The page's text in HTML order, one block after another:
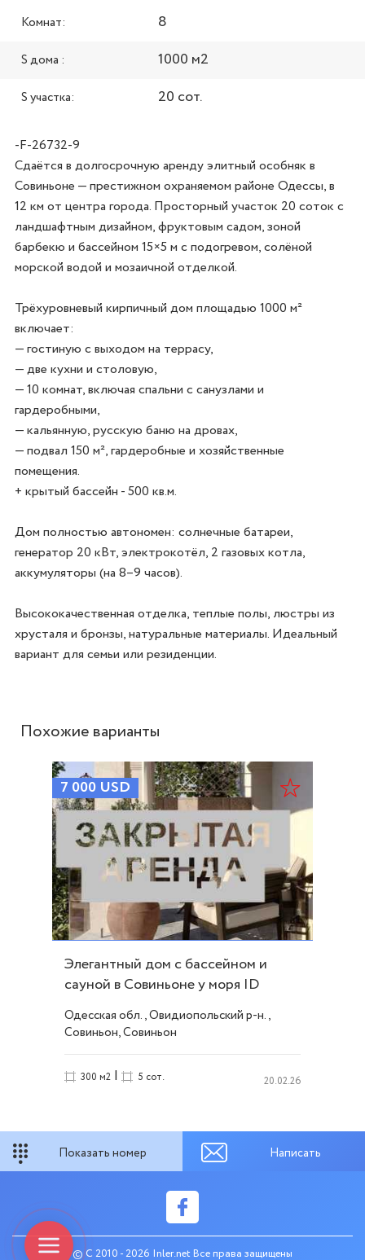
Комнат: 8
S дома : 1000 м2
S участка: 20 сот.
-F-26732-9
Сдаётся в долгосрочную аренду элитный особняк в
Совиньоне — престижном охраняемом районе Одессы, в
12 км от центра города. Просторный участок 20 соток с
ландшафтным дизайном, фруктовым садом, зоной
барбекю и бассейном 15×5 м с подогревом, солёной
морской водой и мозаичной отделкой.
Трёхуровневый кирпичный дом площадью 1000 м²
включает:
— гостиную с выходом на террасу,
— две кухни и столовую,
— 10 комнат, включая спальни с санузлами и
гардеробными,
— кальянную, русскую баню на дровах,
— подвал 150 м², гардеробные и хозяйственные
помещения.
+ крытый бассейн - 500 кв.м.
Дом полностью автономен: солнечные батареи,
генератор 20 кВт, электрокотёл, 2 газовых котла,
аккумуляторы (на 8–9 часов).
Высококачественная отделка, теплые полы, люстры из
хрусталя и бронзы, натуральные материалы. Идеальный
вариант для семьи или резиденции.
Похожие варианты
7 000 USD
Элегантный дом с бассейном и
сауной в Совиньоне у моря ID
53595
Одесская обл., Овидиопольский р-н.,
Совиньон, Совиньон
300 м2 | 5 сот. 20.02.26
Показать номер Написать
© C 2010 - 2026 Inler.net Все права защищены